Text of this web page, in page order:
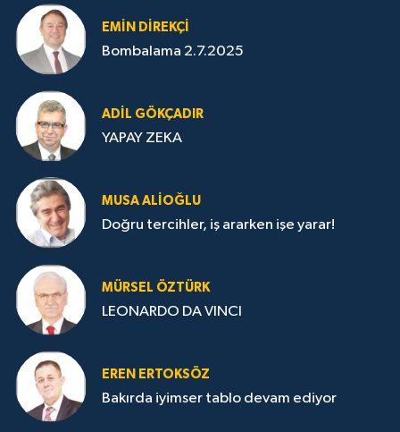
EMIN DIREKÇI
Bombalama 2.7.2025
ADIL GÖKÇADIR
YAPAY ZEKA
MUSA ALIOĞLU
Doğru tercihler, iş ararken işe yarar!
MÜRSEL ÖZTÜRK
LEONARDO DA VINCI
EREN ERTOKSÖZ
Bakırda iyimser tablo devam ediyor